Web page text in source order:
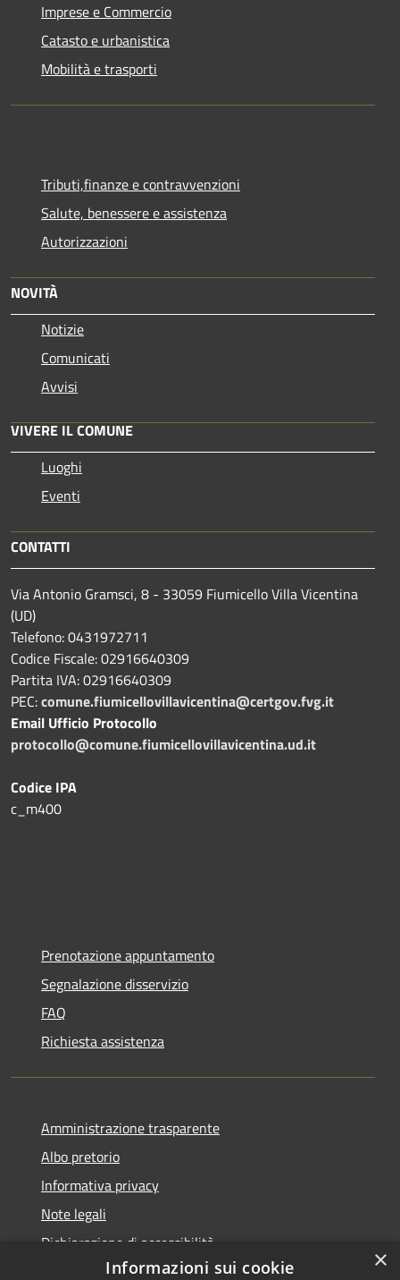
Imprese e Commercio
Catasto e urbanistica
Mobilità e trasporti
Tributi,finanze e contravvenzioni
Salute, benessere e assistenza
Autorizzazioni
NOVITÀ
Notizie
Comunicati
Avvisi
VIVERE IL COMUNE
Luoghi
Eventi
CONTATTI
Via Antonio Gramsci, 8 - 33059 Fiumicello Villa Vicentina
(UD)
Telefono: 0431972711
Codice Fiscale: 02916640309
Partita IVA: 02916640309
PEC:comune.fiumicellovillavicentina@certgov.fvg.it
Email Ufficio Protocollo
protocollo@comune.fiumicellovillavicentina.ud.it
Codice IPA
c_m400
Prenotazione appuntamento
Segnalazione disservizio
FAQ
Richiesta assistenza
Amministrazione trasparente
Albo pretorio
Informativa privacy
Note legali
Dichiarazione di accessibilità
×
Informazioni sui cookie